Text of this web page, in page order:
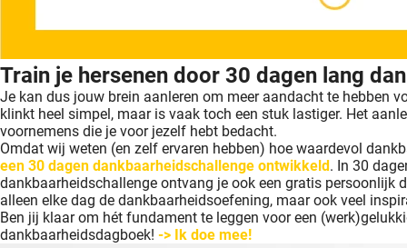
Train je hersenen door 30 dagen lang
Je kan dus jouw brein aanleren om meer aandacht te hebben
klinkt heel simpel, maar is vaak toch een stuk lastiger. Het
voornemens die je voor jezelf hebt bedacht.
Omdat wij weten (en zelf ervaren hebben) hoe waardevol
een 30 dagen dankbaarheidschallenge ontwikkeld. In 30
dankbaarheidschallenge ontvang je ook een gratis persoonlijk
alleen elke dag de dankbaarheidsoefening, maar ook veel
Ben jij klaar om hét fundament te leggen voor een
dankbaarheidsdagboek! -> Ik doe mee!